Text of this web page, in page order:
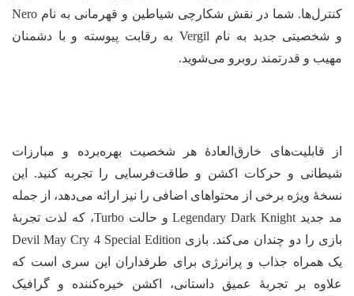
کنترل‌ها. شما در نقش شکارچی شیاطین و قهرمانی به نام Nero
و شخصیتی جدید به نام Vergil به رقابت پیوسته و با دشمنان
و قدرتمند روبرو می‌شوید.
قابلیت‌های خارق‌العادهٔ هر شخصیت بهره‌برده و مبارزات
و حرکات اکشن و طاقت‌فرسایی را تجربه کنید. این
ویژه برخی از محتواهای اضافی را نیز ارائه می‌دهد، از جمله
مد جدید Legendary Dark Knight و حالت Turbo، که لذت تجربهٔ
بازی را دو چندان می‌کند. بازی Devil May Cry 4 Special Edition
همراه جذاب و پرانرژی برای طرفداران این سری است که
بر تجربهٔ عمیق داستانی، اکشن خیره‌کننده و گرافیک